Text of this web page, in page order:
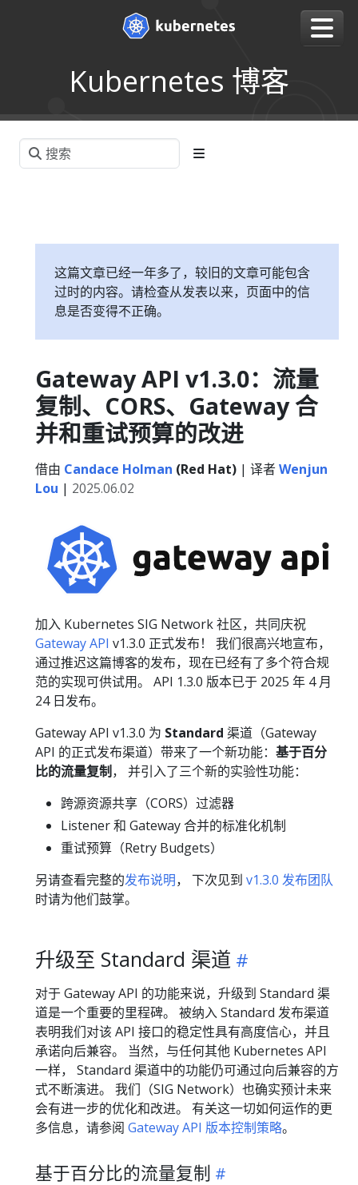
Kubernetes 博客
这篇文章已经一年多了，较旧的文章可能包含
过时的内容。请检查从发表以来，页面中的信
息是否变得不正确。
Gateway API v1.3.0：流量
复制、CORS、Gateway 合
并和重试预算的改进
借由 Candace Holman (Red Hat) | 译者Wenjun
Lou | 2025.06.02
加入 Kubernetes SIG Network 社区，共同庆祝
Gateway API v1.3.0 正式发布！ 我们很高兴地宣布，
通过推迟这篇博客的发布，现在已经有了多个符合规
范的实现可供试用。 API 1.3.0 版本已于 2025 年 4 月
24 日发布。
Gateway API v1.3.0 为 Standard 渠道（Gateway
API 的正式发布渠道）带来了一个新功能： 基于百分
比的流量复制， 并引入了三个新的实验性功能：
跨源资源共享（CORS）过滤器
Listener 和 Gateway 合并的标准化机制
重试预算（Retry Budgets）
另请查看完整的发布说明， 下次见到 v1.3.0 发布团队
时请为他们鼓掌。
升级至 Standard 渠道
对于 Gateway API 的功能来说，升级到 Standard 渠
道是一个重要的里程碑。 被纳入 Standard 发布渠道
表明我们对该 API 接口的稳定性具有高度信心，并且
承诺向后兼容。 当然，与任何其他 Kubernetes API
一样， Standard 渠道中的功能仍可通过向后兼容的方
式不断演进。 我们（SIG Network）也确实预计未来
会有进一步的优化和改进。 有关这一切如何运作的更
多信息，请参阅 Gateway API 版本控制策略。
基于百分比的流量复制